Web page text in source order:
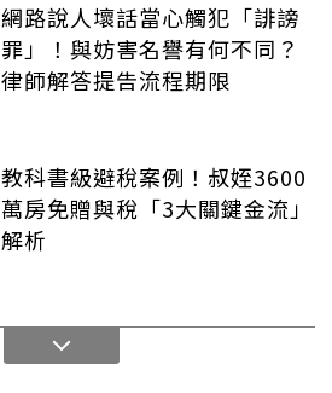
網路說人壞話當心觸犯「誹謗
罪」！與妨害名譽有何不同？
律師解答提告流程期限
教科書級避稅案例！叔姪3600
萬房免贈與稅「3大關鍵金流」
解析